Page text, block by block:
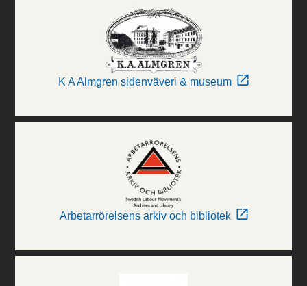
K A Almgren sidenväveri & museum
Arbetarrörelsens arkiv och bibliotek